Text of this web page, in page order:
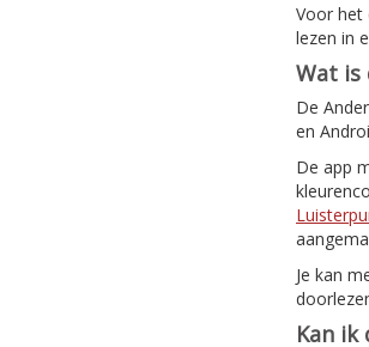
Voor het
lezen in
Wat is
De
en
De app
Je kan
Kan